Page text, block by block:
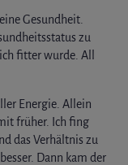
Gesundheit.
zu
fitter wurde. All
Energie. Allein
früher. Ich fing
das Verhältnis zu
Dann kam der